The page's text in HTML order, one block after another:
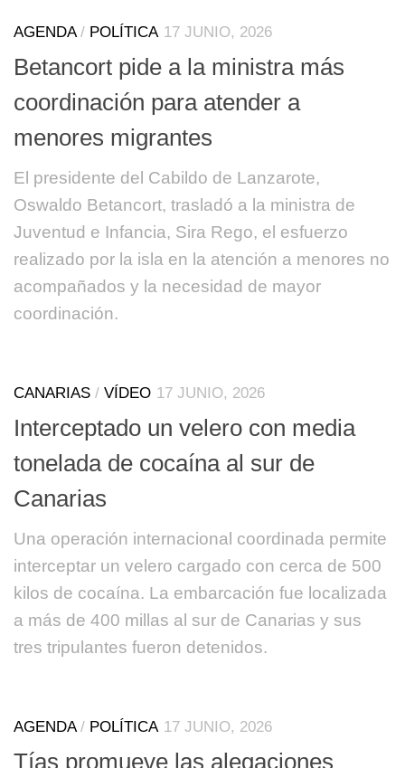
AGENDA/ POLÍTICA 17 JUNIO, 2026
Betancort pide a la ministra más
coordinación para atender a
menores migrantes
El presidente del Cabildo de Lanzarote,
Oswaldo Betancort, trasladó a la ministra de
Juventud e Infancia, Sira Rego, el esfuerzo
realizado por la isla en la atención a menores no
acompañados y la necesidad de mayor
coordinación.
CANARIAS / VÍDEO 17 JUNIO, 2026
Interceptado un velero con media
tonelada de cocaína al sur de
Canarias
Una operación internacional coordinada permite
interceptar un velero cargado con cerca de 500
kilos de cocaína. La embarcación fue localizada
a más de 400 millas al sur de Canarias y sus
tres tripulantes fueron detenidos.
AGENDA/ POLÍTICA 17 JUNIO, 2026
Tías promueve las alegaciones